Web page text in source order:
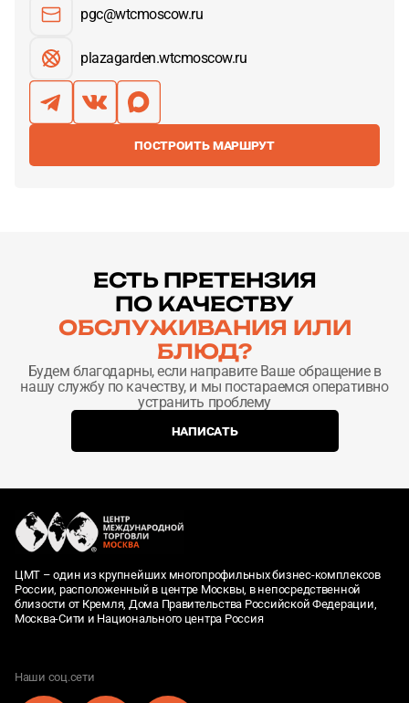
pgc@wtcmoscow.ru
plazagarden.wtcmoscow.ru
ПОСТРОИТЬ МАРШРУТ
ЕСТЬ ПРЕТЕНЗИЯ
ПО КАЧЕСТВУ
ОБСЛУЖИВАНИЯ ИЛИ
БЛЮД?
Будем благодарны, если направите Ваше обращение в
нашу службу по качеству, и мы постараемся оперативно
устранить проблему
НАПИСАТЬ
ЦМТ – один из крупнейших многопрофильных бизнес-комплексов
России, расположенный в центре Москвы, в непосредственной
близости от Кремля, Дома Правительства Российской Федерации,
Москва-Сити и Национального центра Россия
Наши соц.сети